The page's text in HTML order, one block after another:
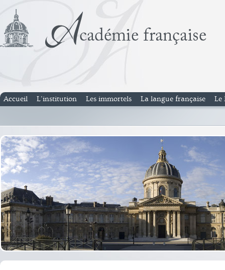
Accueil L’institution Les immortels La langue française Le